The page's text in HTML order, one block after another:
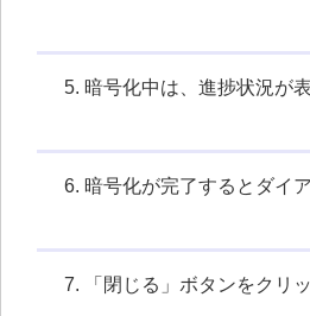
暗号化中は、進捗状況が
暗号化が完了するとダイ
「閉じる」ボタンをクリ